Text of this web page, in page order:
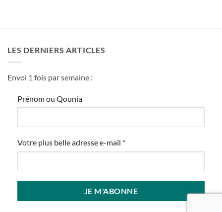
LES DERNIERS ARTICLES
Envoi 1 fois par semaine :
Prénom ou Qounia
Votre plus belle adresse e-mail *